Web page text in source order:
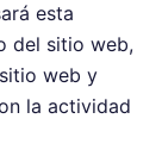
esta
del sitio web,
web y
la actividad